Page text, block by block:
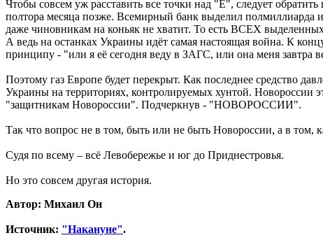
Чтобы совсем уж расставить все точки над "Ё", следует
полтора месяца позже. Всемирный банк выделил полмиллиарда
даже чиновникам на коньяк не хватит. То есть ВСЕХ
А ведь на останках Украины идёт самая настоящая война. К
принципу - "или я её сегодня веду в ЗАГС, или она меня завтра
Поэтому газ Европе будет перекрыт. Как последнее средство
Украины на территориях, контролируемых хунтой. Новороссии
"защитникам Новороссии". Подчеркнув - "НОВОРОССИИ".
Так что вопрос не в том, быть или не быть Новороссии, а в том,
Судя по всему – всё Левобережье и юг до Приднестровья.
Но это совсем другая история.
Автор: Михаил Он
Источник: "Накануне".